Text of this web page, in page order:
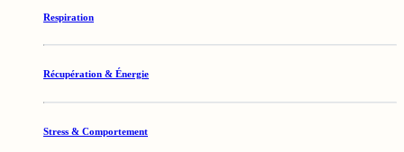
Respiration
Récupération & Énergie
Stress & Comportement